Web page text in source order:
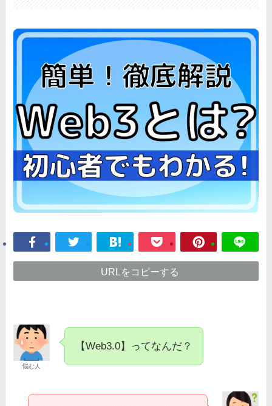
URLをコピーする
悩む人
【Web3.0】ってなんだ？